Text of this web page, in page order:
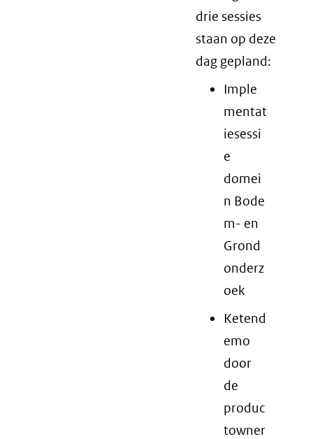
drie sessies
staan op deze
dag gepland:
Imple
mentat
iesessi
e
domei
n Bode
m- en
Grond
onderz
oek
Ketend
emo
door
de
produc
towner